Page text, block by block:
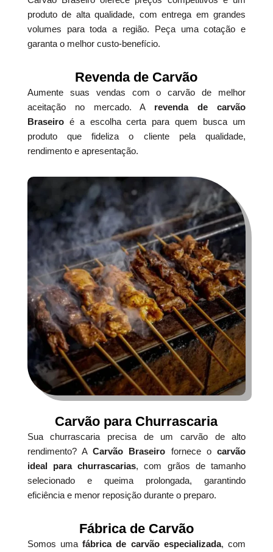
produto de alta qualidade, com entrega em grandes
volumes para toda a região. Peça uma cotação e
garanta o melhor custo-benefício.
Revenda de Carvão
Aumente suas vendas com o carvão de melhor
aceitação no mercado. A revenda de carvão
Braseiroé a escolha certa para quem busca um
produto que fideliza o cliente pela qualidade,
rendimento e apresentação.
Carvão para Churrascaria
Sua churrascaria precisa de um carvão de alto
rendimento? ACarvão Braseiro fornece ocarvão
ideal para churrascarias, com grãos de tamanho
selecionado e queima prolongada, garantindo
eficiência e menor reposição durante o preparo.
Fábrica de Carvão
Somos umafábrica de carvão especializada, com